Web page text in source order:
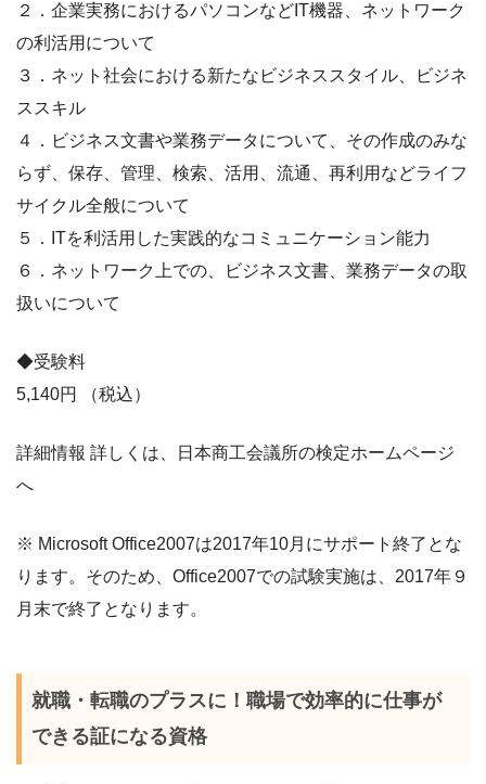
２．企業実務におけるパソコンなどIT機器、ネットワーク
の利活用について
３．ネット社会における新たなビジネススタイル、ビジネ
ススキル
４．ビジネス文書や業務データについて、その作成のみな
らず、保存、管理、検索、活用、流通、再利用などライフ
サイクル全般について
５．ITを利活用した実践的なコミュニケーション能力
６．ネットワーク上での、ビジネス文書、業務データの取
扱いについて
◆受験料
5,140円 （税込）
詳細情報 詳しくは、日本商工会議所の検定ホームページ
へ
※ Microsoft Office2007は2017年10月にサポート終了とな
ります。そのため、Office2007での試験実施は、2017年９
月末で終了となります。
就職・転職のプラスに！職場で効率的に仕事が
できる証になる資格